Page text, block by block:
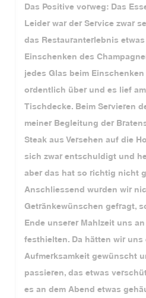
Das Positive vorweg: Das
Leider war der Service zwar
das Restauranterlebnis
Einschenken des
jedes Glas beim
ordentlich über und es lief
Tischdecke. Beim Servieren
meiner Begleitung der
Steak aus Versehen auf die
sich zwar entschuldigt und
aber das hat so richtig nicht
Anschliessend wurden wir
Getränkewünschen gefragt,
Ende unserer Mahlzeit uns
festhielten. Da hätten wir uns
Aufmerksamkeit gewünscht
passieren, das etwas
es an dem Abend etwas